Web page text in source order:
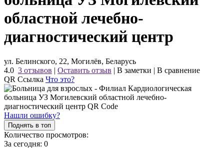
областной лечебно-
диагностический центр
ул. Белинского, 22, Могилёв, Беларусь
4.0 3 отзывов | Оставить отзыв | В заметки | В сравнение
QR Ссылка Что это?
Нашли ошибку?
Поднять в топ
Количество просмотров:
За сегодня: 0